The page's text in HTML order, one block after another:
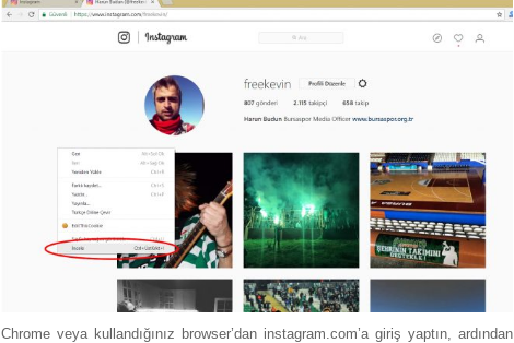
Chrome veya kullandığınız browser’dan instagram.com’a giriş yaptın, ardından